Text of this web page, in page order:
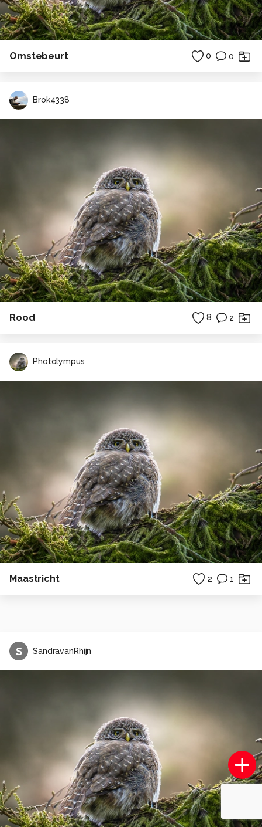
Omstebeurt 0 0
Brok4338
Rood 8 2
Photolympus
Maastricht 2 1
S SandravanRhijn